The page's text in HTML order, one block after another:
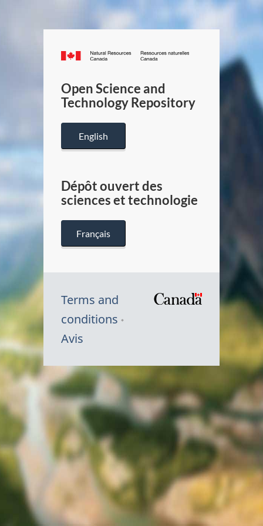
Canada.ca
/
Canada
Open Science and
Technology Repository
English
Dépôt ouvert des
sciences et technologie
Français
Terms and
conditions
Avis
Canada